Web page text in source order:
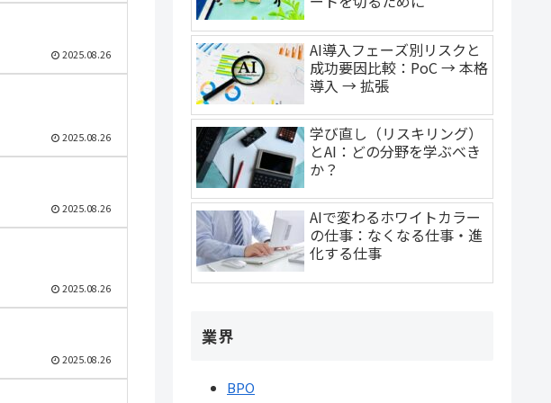
2025.08.26
2025.08.26
2025.08.26
2025.08.26
2025.08.26
AI導入フェーズ別リスクと
成功要因比較：PoC → 本格
導入 → 拡張
学び直し（リスキリング）
とAI：どの分野を学ぶべき
か？
AIで変わるホワイトカラー
の仕事：なくなる仕事・進
化する仕事
業界
BPO